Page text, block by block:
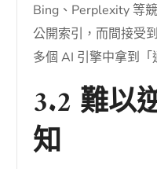
Bing、Perplexity 等
公開索引，而間接受
多個 AI 引擎中拿到「
3.2 難以
知